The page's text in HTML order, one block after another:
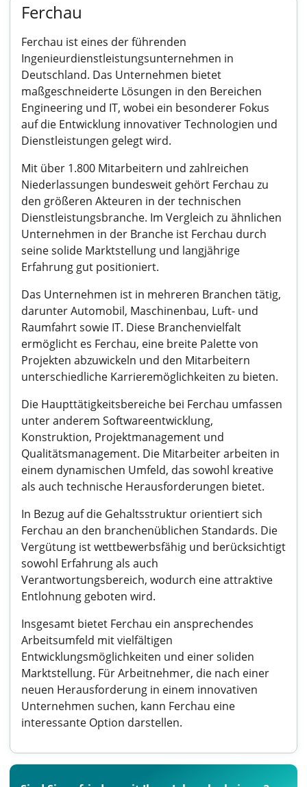
Ferchau
Ferchau ist eines der führenden
Ingenieurdienstleistungsunternehmen in
Deutschland. Das Unternehmen bietet
maßgeschneiderte Lösungen in den Bereichen
Engineering und IT, wobei ein besonderer Fokus
auf die Entwicklung innovativer Technologien und
Dienstleistungen gelegt wird.
Mit über 1.800 Mitarbeitern und zahlreichen
Niederlassungen bundesweit gehört Ferchau zu
den größeren Akteuren in der technischen
Dienstleistungsbranche. Im Vergleich zu ähnlichen
Unternehmen in der Branche ist Ferchau durch
seine solide Marktstellung und langjährige
Erfahrung gut positioniert.
Das Unternehmen ist in mehreren Branchen tätig,
darunter Automobil, Maschinenbau, Luft- und
Raumfahrt sowie IT. Diese Branchenvielfalt
ermöglicht es Ferchau, eine breite Palette von
Projekten abzuwickeln und den Mitarbeitern
unterschiedliche Karrieremöglichkeiten zu bieten.
Die Haupttätigkeitsbereiche bei Ferchau umfassen
unter anderem Softwareentwicklung,
Konstruktion, Projektmanagement und
Qualitätsmanagement. Die Mitarbeiter arbeiten in
einem dynamischen Umfeld, das sowohl kreative
als auch technische Herausforderungen bietet.
In Bezug auf die Gehaltsstruktur orientiert sich
Ferchau an den branchenüblichen Standards. Die
Vergütung ist wettbewerbsfähig und berücksichtigt
sowohl Erfahrung als auch
Verantwortungsbereich, wodurch eine attraktive
Entlohnung geboten wird.
Insgesamt bietet Ferchau ein ansprechendes
Arbeitsumfeld mit vielfältigen
Entwicklungsmöglichkeiten und einer soliden
Marktstellung. Für Arbeitnehmer, die nach einer
neuen Herausforderung in einem innovativen
Unternehmen suchen, kann Ferchau eine
interessante Option darstellen.